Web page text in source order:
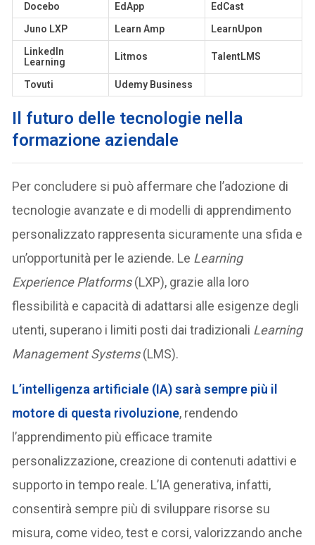
Docebo
EdApp
EdCast
Juno LXP
Learn Amp
LearnUpon
LinkedIn
Learning
Litmos TalentLMS
Tovuti Udemy Business
I l futuro delle tecnologie nella
formazione aziendale
Per concludere si può affermare che l’adozione di
tecnologie avanzate e di modelli di apprendimento
personalizzato rappresenta sicuramente una sfida e
un’opportunità per le aziende. Le Learning
Experience Platforms(LXP), grazie alla loro
flessibilità e capacità di adattarsi alle esigenze degli
utenti, superano i limiti posti dai tradizionali Learning
Management Systems(LMS).
L’intelligenza artificiale (IA) sarà sempre più il
motore di questa rivoluzione, rendendo
l’apprendimento più efficace tramite
personalizzazione, creazione di contenuti adattivi e
supporto in tempo reale. L’IA generativa, infatti,
consentirà sempre più di sviluppare risorse su
misura, come video, test e corsi, valorizzando anche